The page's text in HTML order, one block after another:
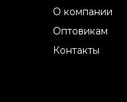
О компании
Оптовикам
Контакты